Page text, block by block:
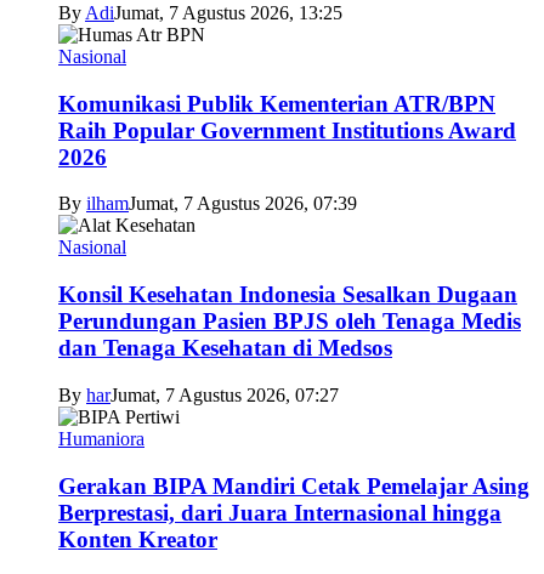
By AdiJumat, 7 Agustus 2026, 13:25
Nasional
Komunikasi Publik Kementerian ATR/BPN
Raih Popular Government Institutions Award
2026
By ilhamJumat, 7 Agustus 2026, 07:39
Nasional
Konsil Kesehatan Indonesia Sesalkan Dugaan
Perundungan Pasien BPJS oleh Tenaga Medis
dan Tenaga Kesehatan di Medsos
By harJumat, 7 Agustus 2026, 07:27
Humaniora
Gerakan BIPA Mandiri Cetak Pemelajar Asing
Berprestasi, dari Juara Internasional hingga
Konten Kreator